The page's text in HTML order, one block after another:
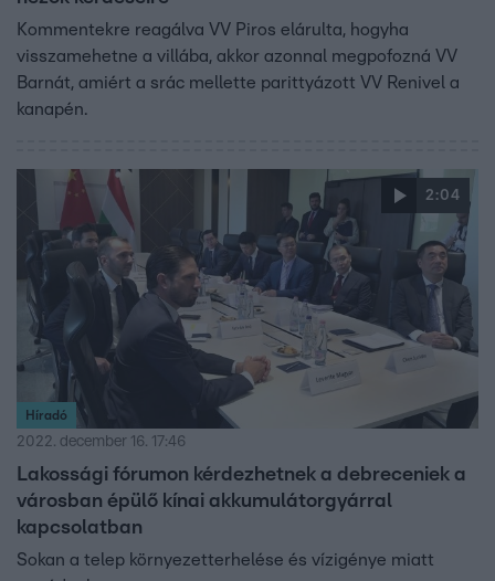
Kommentekre reagálva VV Piros elárulta, hogyha
visszamehetne a villába, akkor azonnal megpofozná VV
Barnát, amiért a srác mellette parittyázott VV Renivel a
kanapén.
2:04
Híradó
2022. december 16. 17:46
Lakossági fórumon kérdezhetnek a debreceniek a
városban épülő kínai akkumulátorgyárral
kapcsolatban
Sokan a telep környezetterhelése és vízigénye miatt